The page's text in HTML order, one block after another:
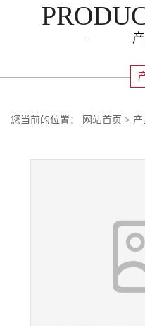
您当前的位置： 网站首页 > 产